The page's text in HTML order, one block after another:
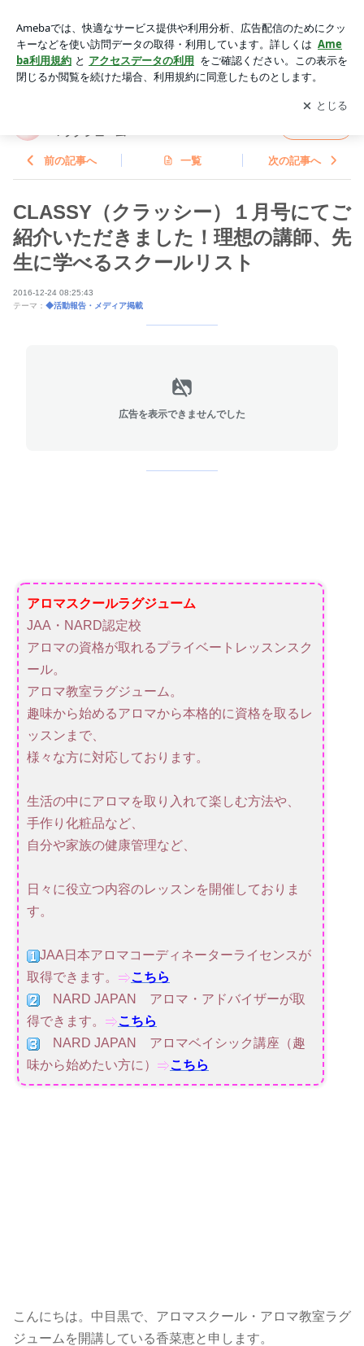
理想の講師、先生に学べるスクールリスト | 東京・中目黒｜香
りで心と身体を整えるアロマラグジューム
アプリをダウンロードして ブログの更新通知
を受け取りまし
ょう。
開く
マラグジューム
前の記事へ 一覧 次の記事へ
CLASSY（クラッシー）１月号にてご
紹介いただきました！理想の講師、先
生に学べるスクールリスト
2016-12-24 08:25:43
テーマ： ◆活動報告・メディア掲載
広告を表示できませんでした
アロマスクールラグジューム
JAA・NARD認定校
アロマの資格が取れるプライベートレッスンスク
ール。
アロマ教室ラグジューム。
趣味から始めるアロマから本格的に資格を取るレ
ッスンまで、
様々な方に対応しております。
生活の中にアロマを取り入れて楽しむ方法や、
手作り化粧品など、
自分や家族の健康管理など、
日々に役立つ内容のレッスンを開催しておりま
す。
JAA日本アロマコーディネーターライセンスが
取得できます。
こちら
NARD JAPAN アロマ・アドバイザーが取
得できます。
こちら
NARD JAPAN アロマベイシック講座（趣
味から始めたい方に）
こちら
こんにちは。中目黒で、アロマスクール・アロマ教室ラグ
ジュームを開講している香菜恵と申します。